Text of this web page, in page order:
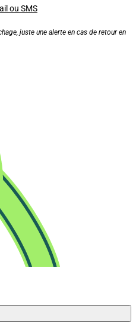
ou SMS
juste une alerte en cas de retour en